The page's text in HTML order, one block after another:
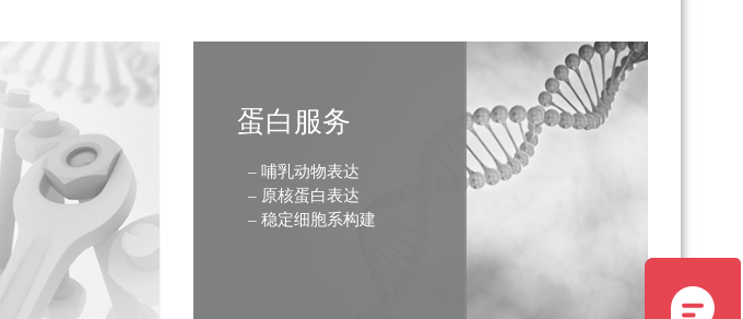
蛋白服务
– 哺乳动物表达
– 原核蛋白表达
– 稳定细胞系构建